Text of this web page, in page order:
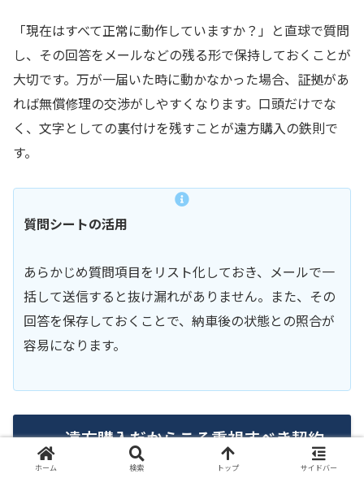
「現在はすべて正常に動作していますか？」と直球で質問
し、その回答をメールなどの残る形で保持しておくことが
大切です。万が一届いた時に動かなかった場合、証拠があ
れば無償修理の交渉がしやすくなります。口頭だけでな
く、文字としての裏付けを残すことが遠方購入の鉄則で
す。
質問シートの活用
あらかじめ質問項目をリスト化しておき、メールで一
括して送信すると抜け漏れがありません。また、その
回答を保存しておくことで、納車後の状態との照合が
容易になります。
遠方購入だからこそ重視すべき契約
と保証の条件
ホーム 検索 トップ サイドバー